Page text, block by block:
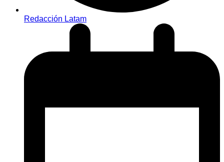
Redacción Latam